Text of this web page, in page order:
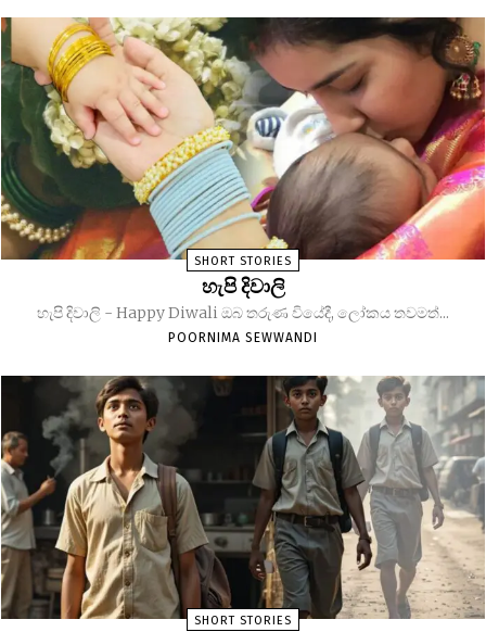
SHORT STORIES
හැපි දිවාලි
හැපි දිවාලි - Happy Diwali ඔබ තරුණ වියේදී, ලෝකය තවමත්...
POORNIMA SEWWANDI
SHORT STORIES